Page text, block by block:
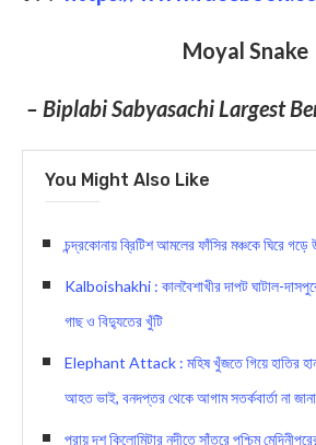
Moyal Snake
– Biplabi Sabyasachi Largest
You Might Also Like
চন্দ্রকোনায় ব্রিটিশ আমলের ফাঁসির মঞ্চকে ঘিরে গড়ে
Kalboishakhi : কালবৈশাখীর দাপট ঘাটাল-
গাছ ও বিদ্যুতের খুঁটি
Elephant Attack : মহিষ খুঁজতে গিয়ে হাতির
আহত ভাই, বনদপ্তর থেকে আগাম সতর্কবার্তা না
প্রায় দশ কিলোমিটার নদীতে সাঁতরে পশ্চিম